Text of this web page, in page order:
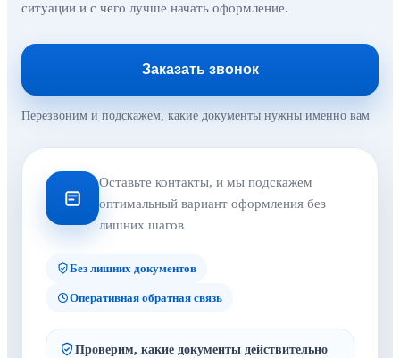
ситуации и с чего лучше начать оформление.
Заказать звонок
Перезвоним и подскажем, какие документы нужны именно вам
Оставьте контакты, и мы подскажем
оптимальный вариант оформления без
лишних шагов
Без лишних документов
Оперативная обратная связь
Проверим, какие документы действительно